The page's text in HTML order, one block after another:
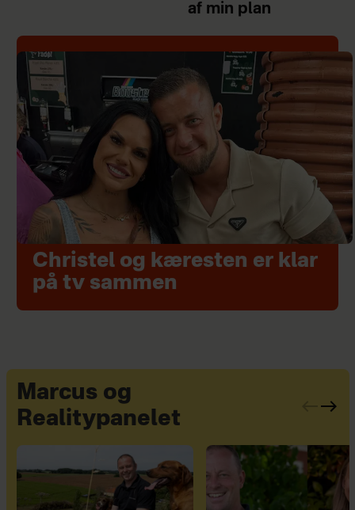
af min plan
Christel og kæresten er klar
på tv sammen
Marcus og
Realitypanelet